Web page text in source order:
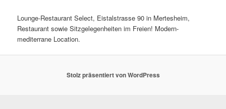
Lounge-Restaurant Select, Eistalstrasse 90 in Mertesheim,
Restaurant sowie Sitzgelegenheiten im Freien! Modern-
mediterrane Location.
Stolz präsentiert von WordPress